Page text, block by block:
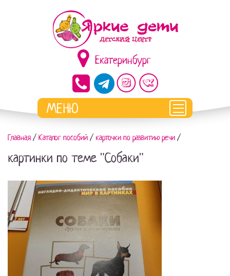
Екатеринбург
Главная / Каталог пособий / карточки по развитию речи /
картинки по теме "Собаки"